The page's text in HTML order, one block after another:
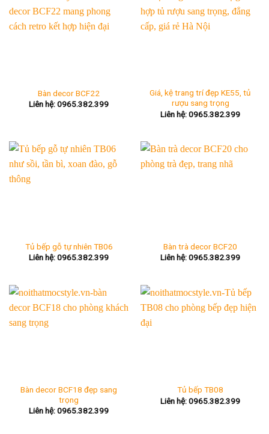
Bàn decor BCF22
Liên hệ: 0965.382.399
Giá, kệ trang trí đẹp KE55, tủ
rượu sang trọng
Liên hệ: 0965.382.399
Tủ bếp gỗ tự nhiên TB06
Liên hệ: 0965.382.399
Bàn trà decor BCF20
Liên hệ: 0965.382.399
Bàn decor BCF18 đẹp sang
trọng
Liên hệ: 0965.382.399
Tủ bếp TB08
Liên hệ: 0965.382.399